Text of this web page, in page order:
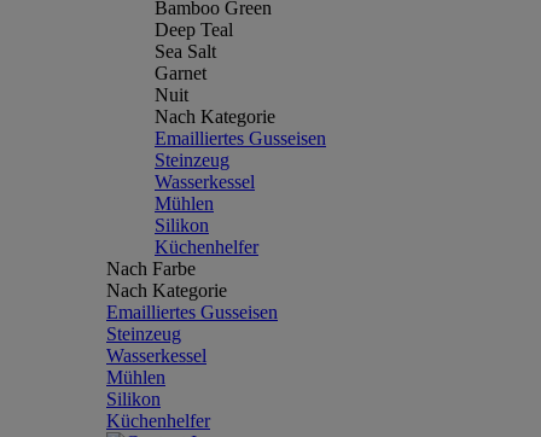
Bamboo Green
Deep Teal
Sea Salt
Garnet
Nuit
Nach Kategorie
Emailliertes Gusseisen
Steinzeug
Wasserkessel
Mühlen
Silikon
Küchenhelfer
Nach Farbe
Nach Kategorie
Emailliertes Gusseisen
Steinzeug
Wasserkessel
Mühlen
Silikon
Küchenhelfer